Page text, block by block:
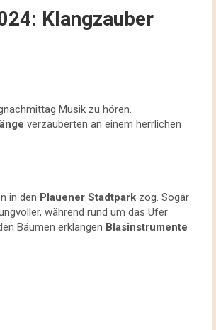
Klangzauber
Musik zu hören.
verzauberten an einem herrlichen
in den Plauener Stadtpark zog. Sogar
während rund um das Ufer
Bäumen erklangen Blasinstrumente